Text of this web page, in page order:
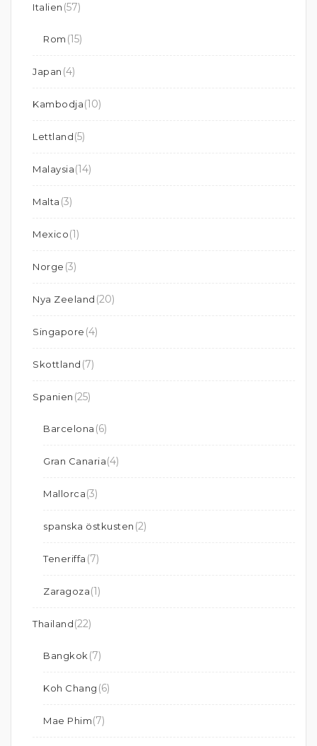
Italien (57)
Rom (15)
Japan (4)
Kambodja(10)
Lettland(5)
Malaysia(14)
Malta (3)
Mexico(1)
Norge (3)
Nya Zeeland (20)
Singapore (4)
Skottland (7)
Spanien (25)
Barcelona (6)
Gran Canaria(4)
Mallorca(3)
spanska östkusten (2)
Teneriffa (7)
Zaragoza(1)
Thailand(22)
Bangkok (7)
Koh Chang (6)
Mae Phim(7)